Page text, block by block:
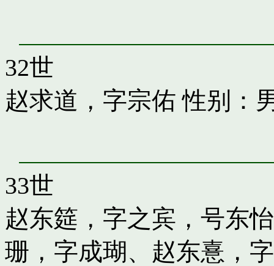
32世
赵求道，字宗佑 性别：
33世
赵东筵，字之宾，号东怡
珊，字成瑚 、 赵东憙，